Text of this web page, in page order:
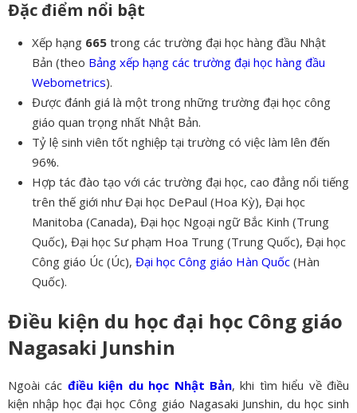
Đặc điểm nổi bật
Xếp hạng 665 trong các trường đại học hàng đầu Nhật
Bản (theo Bảng xếp hạng các trường đại học hàng đầu
Webometrics).
Được đánh giá là một trong những trường đại học công
giáo quan trọng nhất Nhật Bản.
Tỷ lệ sinh viên tốt nghiệp tại trường có việc làm lên đến
96%.
Hợp tác đào tạo với các trường đại học, cao đẳng nổi tiếng
trên thế giới như Đại học DePaul (Hoa Kỳ), Đại học
Manitoba (Canada), Đại học Ngoại ngữ Bắc Kinh (Trung
Quốc), Đại học Sư phạm Hoa Trung (Trung Quốc), Đại học
Công giáo Úc (Úc), Đại học Công giáo Hàn Quốc (Hàn
Quốc).
Điều kiện du học đại học Công giáo
Nagasaki Junshin
Ngoài các điều kiện du học Nhật Bản, khi tìm hiểu về điều
kiện nhập học đại học Công giáo Nagasaki Junshin, du học sinh